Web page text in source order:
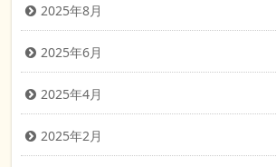
2025年8月
2025年6月
2025年4月
2025年2月